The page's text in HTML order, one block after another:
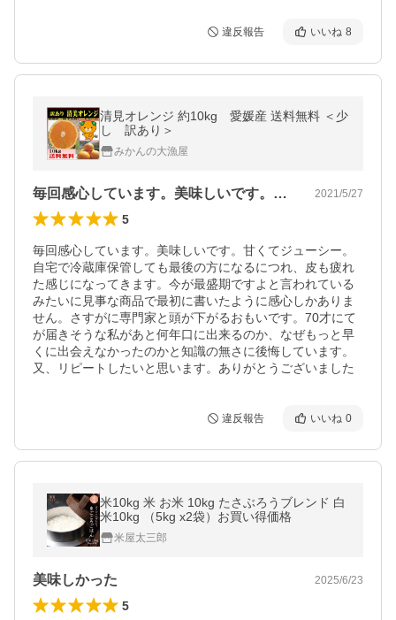
違反報告 いいね 8
清見オレンジ 約10kg 愛媛産 送料無料 ＜少
し 訳あり＞
みかんの大漁屋
毎回感心しています。美味しいです。甘く… 2021/5/27
5
毎回感心しています。美味しいです。甘くてジューシー。
自宅で冷蔵庫保管しても最後の方になるにつれ、皮も疲れ
た感じになってきます。今が最盛期ですよと言われている
みたいに見事な商品で最初に書いたように感心しかありま
せん。さすがに専門家と頭が下がるおもいです。70才にて
が届きそうな私があと何年口に出来るのか、なぜもっと早
くに出会えなかったのかと知識の無さに後悔しています。
又、リピートしたいと思います。ありがとうございました
違反報告 いいね 0
米10kg 米 お米 10kg たさぶろうブレンド 白
米10kg （5kg x2袋）お買い得価格
米屋太三郎
美味しかった 2025/6/23
5